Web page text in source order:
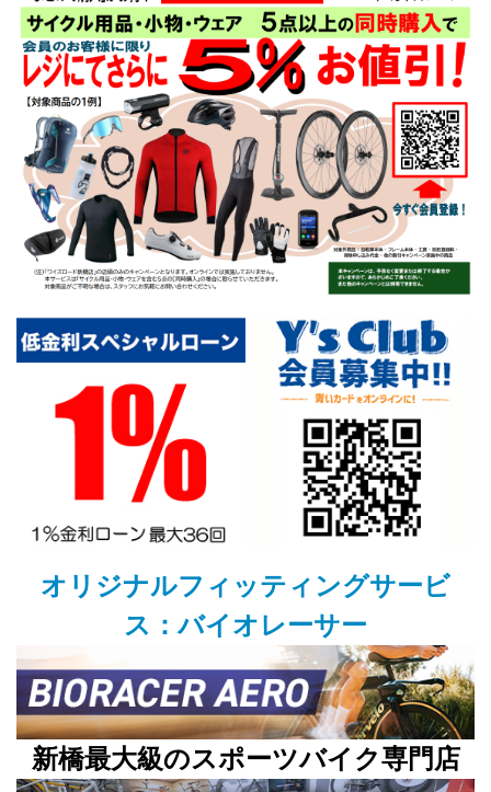
オリジナルフィッティングサービ
ス：バイオレーサー
新橋最大級のスポーツバイク専門店